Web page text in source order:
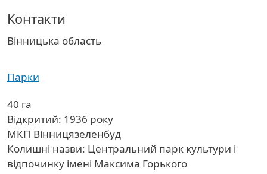
Контакти
Область
Вінницька область
Парки
40 га
Відкритий: 1936 року
МКП Вінницязеленбуд
Колишні назви: Центральний парк культури і
відпочинку імені Максима Горького